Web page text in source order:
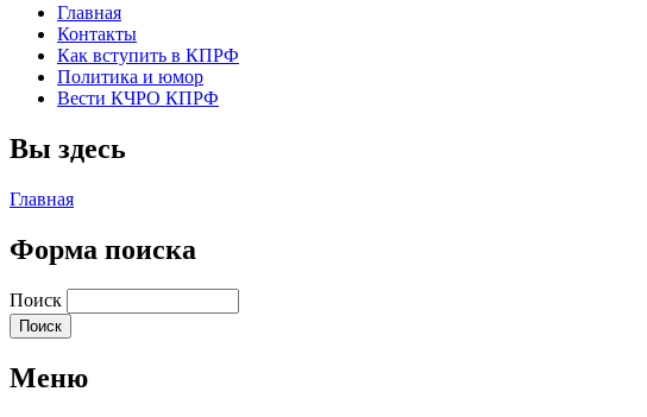
Главная
Контакты
Как вступить в КПРФ
Политика и юмор
Вести КЧРО КПРФ
Вы здесь
Главная
Форма поиска
Поиск
Меню